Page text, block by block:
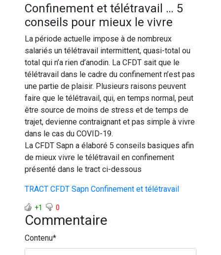
Confinement et télétravail … 5
conseils pour mieux le vivre
La période actuelle impose à de nombreux
salariés un télétravail intermittent, quasi-total ou
total qui n’a rien d’anodin. La CFDT sait que le
télétravail dans le cadre du confinement n’est pas
une partie de plaisir. Plusieurs raisons peuvent
faire que le télétravail, qui, en temps normal, peut
être source de moins de stress et de temps de
trajet, devienne contraignant et pas simple à vivre
dans le cas du COVID-19.
La CFDT Sapn a élaboré 5 conseils basiques afin
de mieux vivre le télétravail en confinement
présenté dans le tract ci-dessous
TRACT CFDT Sapn Confinement et télétravail
+1 0
Commentaire
Contenu*